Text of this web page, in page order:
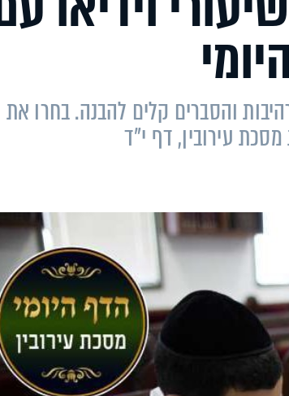
והסברים קלים להבנה. בחרו את
עירובין, דף י"ד